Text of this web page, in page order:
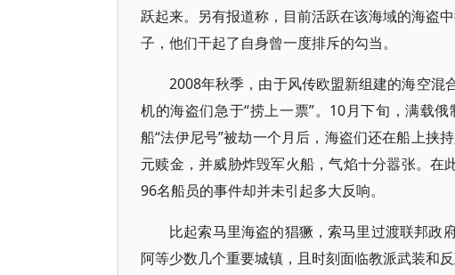
跃起来。另有报道称，目前活跃在该海域的海盗
子，他们干起了自身曾一度排斥的勾当。
2008年秋季，由于风传欧盟新组建的海空混
机的海盗们急于“捞上一票”。10月下旬，满载
船“法伊尼号”被劫一个月后，海盗们还在船上挟
元赎金，并威胁炸毁军火船，气焰十分嚣张。
96名船员的事件却并未引起多大反响。
比起索马里海盗的猖獗，索马里过渡联邦政
阿等少数几个重要城镇，且时刻面临教派武装和